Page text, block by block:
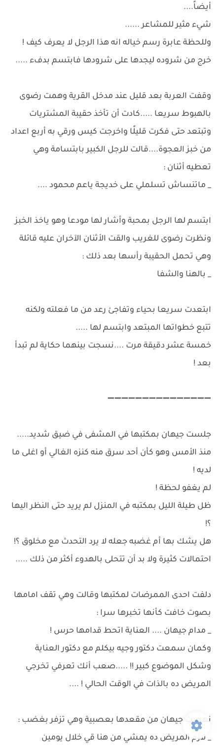
أيضاً....
شيء مثير للمشاعر ......
وللحظة عابرة رسم خياله انه هذا الرجل لا يعرف كيف !
خرج من شروده ليجدها على شرودها فابتسم بدفء .....
وقفت العربة بعد قليل عند مدخل القرية وهمت رضوى
بالهبوط سريعا .....كادت أن تأخذ حقيبة المشتريات
وتبتعد حتى فكرت قليلًا واخرجت كيس ورقي به أربع اعداد
من خبز العجوة....قالت للرجل الكبير بابتسامة وهي
تعطيه أثنان :
_ ماتنساش تسلملي على خديجة ياعم محمود ....
ابتسم لها الرجل بمحبة وأشار لها مودعا وهو ياخذ الخبز
ونظرت رضوى للغريب والقت الأثنان الآخران عليه قائلة
وهي تحمل الحقيبة رأسها بعد ذلك :
_ بالهنا والشفا
ابتعدت سريعا بحياء وتفاجئ رعد من ما فعلته ولكنه
تتبع خطواتها المبتعد وابتسم لها .....
خمسة عشر دقيقة مرت ....نسجت بينهما حكاية لم تبدأ
بعد !
➖➖➖➖➖➖➖➖➖➖➖➖➖➖➖
جلست جيهان بمكتبها في المشفى في ضيق شديد.....
منذ الأمس وهو كأن أحد سرق منه كنزه الغالي أو اغلى ما
لديه !
لم يغفو لحظة !
ظل طيلة الليل بمكتبه في المنزل لم يريد حتى النظر اليها
؟!
هل يشك بها أم غضبه جعله لا يرد التحدث مع مخلوق ؟!
احتمالات كثيرة ولا بد أن تتحلى بالهدوء أكثر من ذلك .....
دلفت احدى الممرضات لمكتبها وقالت وهي تقف امامها
بصوت خافت كأنها تخبرها سرا :
_ مدام جيهان .... العناية اتحط قدامها حرس !
وكمان سمعت دكتور وجيه بيكلم مع دكتور العناية
وشكل الموضوع كبير !! .....صعب أنك تعرفي تخرجي
المريض ده بالذات في الوقت الحالي ! ....
نهضت جيهان من مقعدها بعصبية وهي تزفر بغضب :
_ لازم المريض ده يمشي من هنا قي خلال يومين